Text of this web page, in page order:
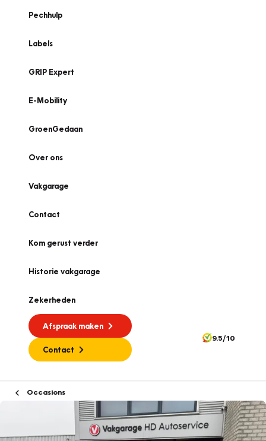
Pechhulp
Labels
GRIP Expert
E-Mobility
GroenGedaan
Over ons
Vakgarage
Contact
Kom gerust verder
Historie vakgarage
Zekerheden
Afspraak maken
Contact
9.5/10
Occasions